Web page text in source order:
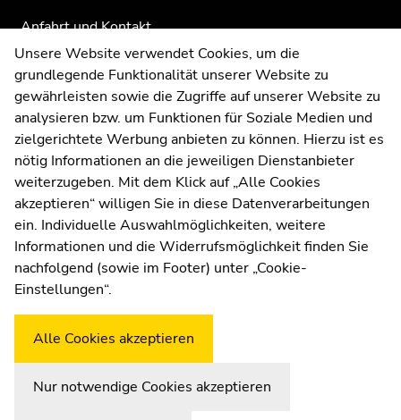
Anfahrt und Kontakt
Kommunikation und Öffentlichkeitsarbeit
Moodle
UNIGRAZonline
Impressum
Datenschutzerklärung
Cookie-Einstellungen
Barrierefreiheitserklärung
WetterstationUni Graz
Unsere Website verwendet Cookies, um die
grundlegende Funktionalität unserer Website zu
gewährleisten sowie die Zugriffe auf unserer Website zu
analysieren bzw. um Funktionen für Soziale Medien und
zielgerichtete Werbung anbieten zu können. Hierzu ist es
nötig Informationen an die jeweiligen Dienstanbieter
weiterzugeben. Mit dem Klick auf „Alle Cookies
akzeptieren“ willigen Sie in diese Datenverarbeitungen
ein. Individuelle Auswahlmöglichkeiten, weitere
Informationen und die Widerrufsmöglichkeit finden Sie
nachfolgend (sowie im Footer) unter „Cookie-
Einstellungen“.
Alle Cookies akzeptieren
Nur notwendige Cookies akzeptieren